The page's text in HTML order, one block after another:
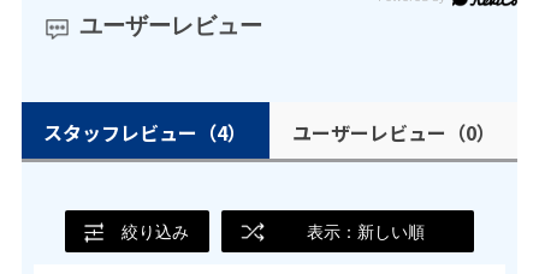
ユーザーレビュー
スタッフレビュー （4） ユーザーレビュー （0）
絞り込み 表示：新しい順